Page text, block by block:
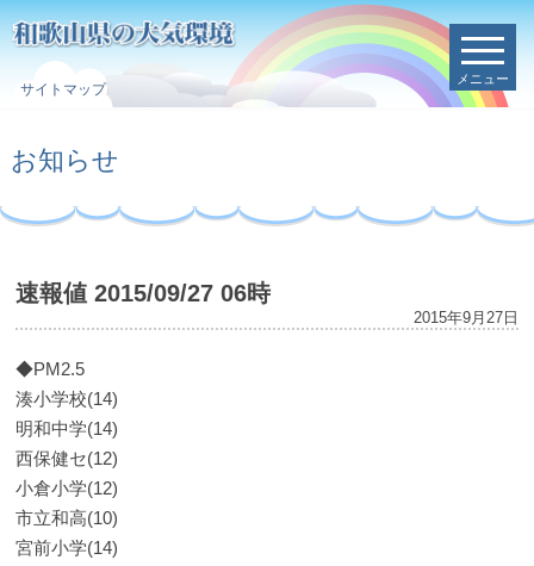
サイトマップ
メニュー
お知らせ
速報値 2015/09/27 06時
2015年9月27日
◆PM2.5
湊小学校(14)
明和中学(14)
西保健セ(12)
小倉小学(12)
市立和高(10)
宮前小学(14)